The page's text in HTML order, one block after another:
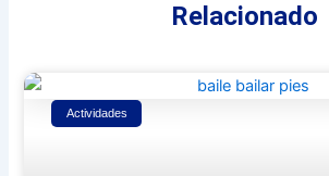
Relacionado
Actividades